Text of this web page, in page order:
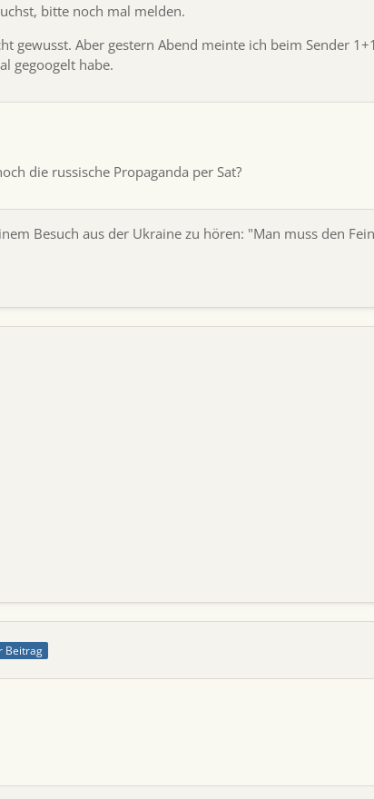
bitte noch mal melden.
gewusst. Aber gestern Abend meinte ich beim Sender
gegoogelt habe.
die russische Propaganda per Sat?
Besuch aus der Ukraine zu hören: "Man muss den
Beitrag